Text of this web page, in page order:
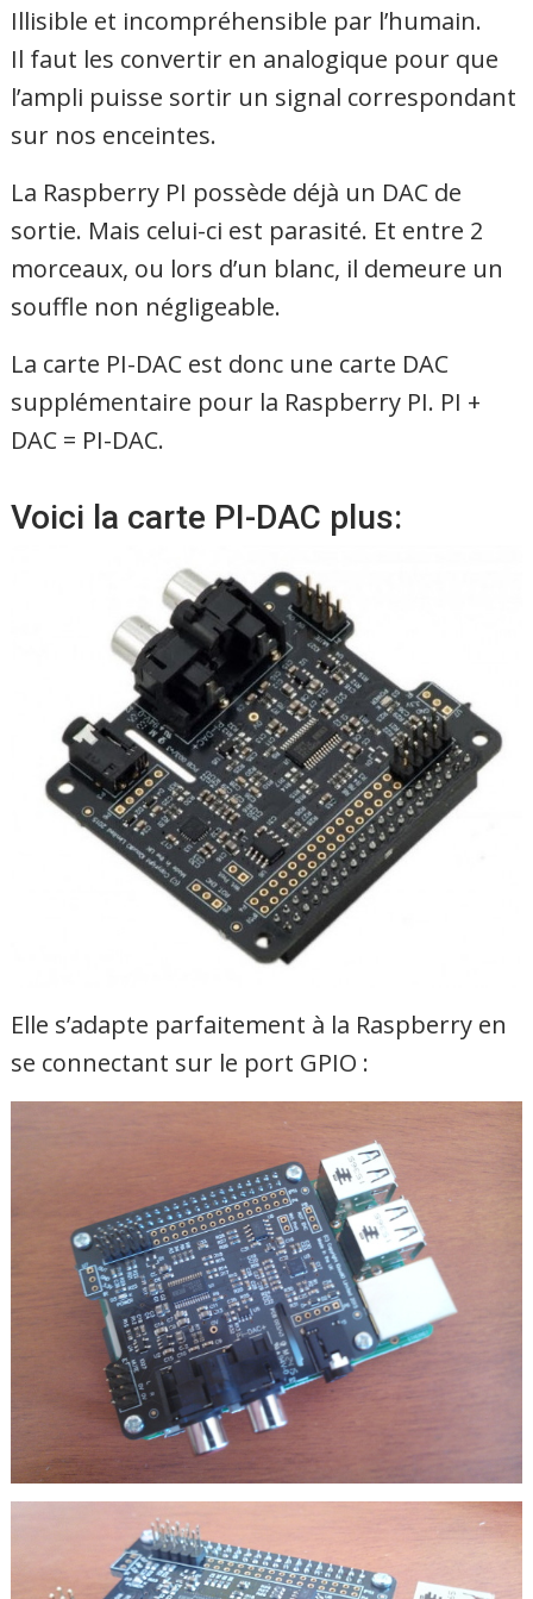
Illisible et incompréhensible par l’humain.
Il faut les convertir en analogique pour que
l’ampli puisse sortir un signal correspondant
sur nos enceintes.
La Raspberry PI possède déjà un DAC de
sortie. Mais celui-ci est parasité. Et entre 2
morceaux, ou lors d’un blanc, il demeure un
souffle non négligeable.
La carte PI-DAC est donc une carte DAC
supplémentaire pour la Raspberry PI. PI +
DAC = PI-DAC.
Voici la carte PI-DAC plus:
Elle s’adapte parfaitement à la Raspberry en
se connectant sur le port GPIO :